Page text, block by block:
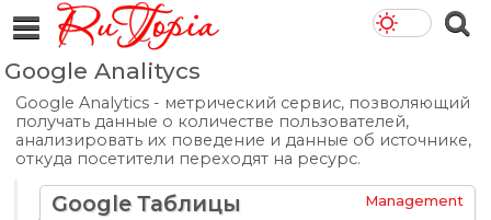
Google Analitycs
Google Analytics - метрический сервис, позволяющий
получать данные о количестве пользователей,
анализировать их поведение и данные об источнике,
откуда посетители переходят на ресурс.
Management
Google Таблицы